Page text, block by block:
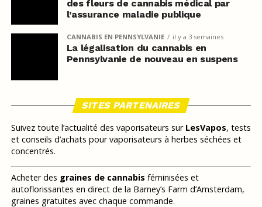
des fleurs de cannabis médical par
l’assurance maladie publique
CANNABIS EN PENNSYLVANIE il y a 3 semaines
La légalisation du cannabis en
Pennsylvanie de nouveau en suspens
SITES PARTENAIRES
Suivez toute l’actualité des vaporisateurs sur LesVapos, tests
et conseils d’achats pour vaporisateurs à herbes séchées et
concentrés.
Acheter des graines de cannabis féminisées et
autoflorissantes en direct de la Barney’s Farm d’Amsterdam,
graines gratuites avec chaque commande.